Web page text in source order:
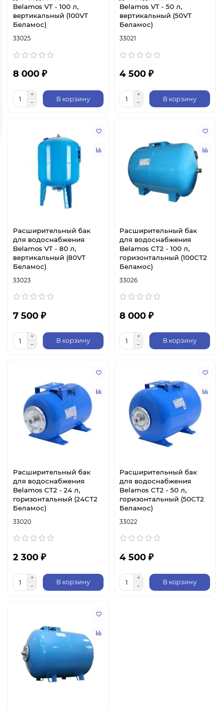
Belamos VT - 100 л,
вертикальный (100VT
Беламос)
33025
8 000 ₽
В корзину
Belamos VT - 50 л,
вертикальный (50VT
Беламос)
33021
4 500 ₽
В корзину
Расширительный бак
для водоснабжения
Belamos VT - 80 л,
вертикальный (80VT
Беламос)
33023
7 500 ₽
В корзину
Расширительный бак
для водоснабжения
Belamos СT2 - 100 л,
горизонтальный (100CT2
Беламос)
33026
8 000 ₽
В корзину
Расширительный бак
для водоснабжения
Belamos СT2 - 24 л,
горизонтальный (24CT2
Беламос)
33020
2 300 ₽
В корзину
Расширительный бак
для водоснабжения
Belamos СT2 - 50 л,
горизонтальный (50CT2
Беламос)
33022
4 500 ₽
В корзину